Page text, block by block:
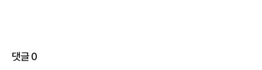
댓글0